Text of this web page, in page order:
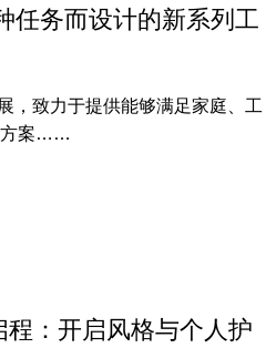
任务而设计的新系列工
，致力于提供能够满足家庭、工
方案……
：开启风格与个人护